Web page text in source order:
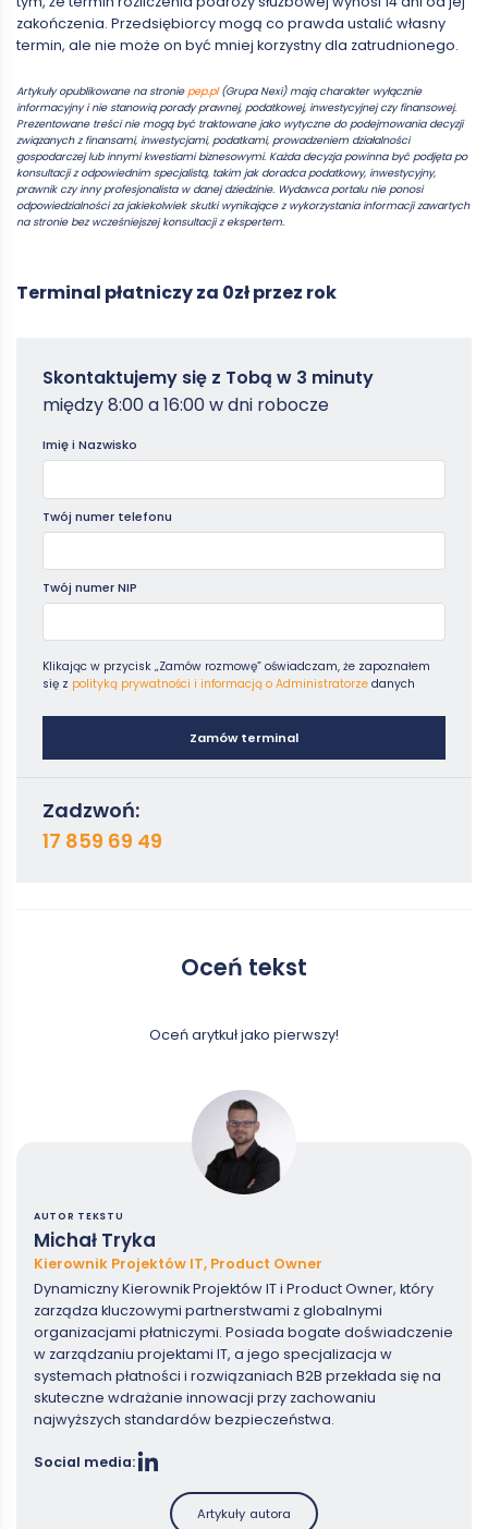
zakończenia. Przedsiębiorcy mogą co prawda ustalić własny
termin, ale nie może on być mniej korzystny dla zatrudnionego.
Artykuły opublikowane na stroniepep.pl(Grupa Nexi) mają charakter wyłącznie
informacyjny i nie stanowią porady prawnej, podatkowej, inwestycyjnej czy finansowej.
Prezentowane treści nie mogą być traktowane jako wytyczne do podejmowania decyzji
związanych z finansami, inwestycjami, podatkami, prowadzeniem działalności
gospodarczej lub innymi kwestiami biznesowymi. Każda decyzja powinna być podjęta po
konsultacji z odpowiednim specjalistą, takim jak doradca podatkowy, inwestycyjny,
prawnik czy inny profesjonalista w danej dziedzinie. Wydawca portalu nie ponosi
odpowiedzialności za jakiekolwiek skutki wynikające z wykorzystania informacji zawartych
na stronie bez wcześniejszej konsultacji z ekspertem.
Terminal płatniczy za 0zł przez rok
Zamowterminal
Poradniki
Skontaktujemy się z Tobą w 3 minuty
między 8:00 a 16:00 w dni robocze
Imię i Nazwisko
Twój numer telefonu
Twój numer NIP
Klikając w przycisk „Zamów rozmowę” oświadczam, że zapoznałem
się z polityką prywatności i informacją o Administratorze danych
Zamów terminal
Zadzwoń:
17 859 69 49
Oceń tekst
Oceń arytkuł jako pierwszy!
AUTOR TEKSTU
Michał Tryka
Kierownik Projektów IT, Product Owner
Dynamiczny Kierownik Projektów IT i Product Owner, który
zarządza kluczowymi partnerstwami z globalnymi
organizacjami płatniczymi. Posiada bogate doświadczenie
w zarządzaniu projektami IT, a jego specjalizacja w
systemach płatności i rozwiązaniach B2B przekłada się na
skuteczne wdrażanie innowacji przy zachowaniu
najwyższych standardów bezpieczeństwa.
Social media:
Artykuły autora